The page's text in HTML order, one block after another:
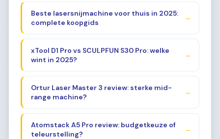
Beste lasersnijmachine voor thuis in 2025:
complete koopgids
→
xTool D1 Pro vs SCULPFUN S30 Pro: welke
wint in 2025?
→
Ortur Laser Master 3 review: sterke mid-
range machine?
→
Atomstack A5 Pro review: budgetkeuze of
teleurstelling?
→